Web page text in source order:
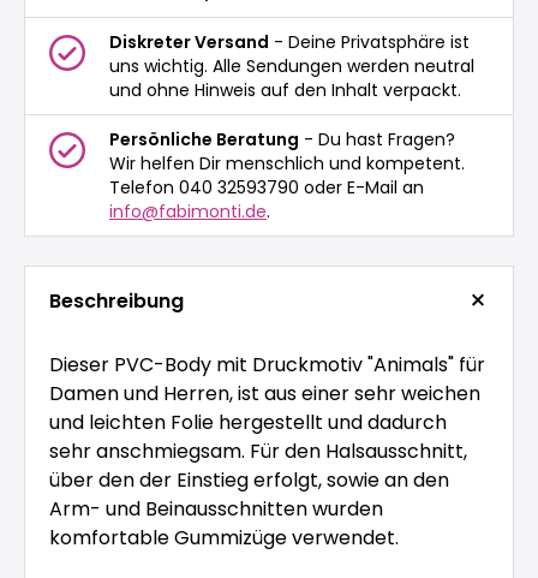
Diskreter Versand - Deine Privatsphäre ist
uns wichtig. Alle Sendungen werden neutral
und ohne Hinweis auf den Inhalt verpackt.
Persönliche Beratung - Du hast Fragen?
Wir helfen Dir menschlich und kompetent.
Telefon 040 32593790 oder E-Mail an
info@fabimonti.de.
Beschreibung
Dieser PVC-Body mit Druckmotiv "Animals" für
Damen und Herren, ist aus einer sehr weichen
und leichten Folie hergestellt und dadurch
sehr anschmiegsam. Für den Halsausschnitt,
über den der Einstieg erfolgt, sowie an den
Arm- und Beinausschnitten wurden
komfortable Gummizüge verwendet.